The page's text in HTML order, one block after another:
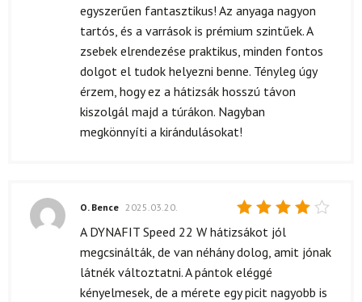
egyszerűen fantasztikus! Az anyaga nagyon
tartós, és a varrások is prémium szintűek. A
zsebek elrendezése praktikus, minden fontos
dolgot el tudok helyezni benne. Tényleg úgy
érzem, hogy ez a hátizsák hosszú távon
kiszolgál majd a túrákon. Nagyban
megkönnyíti a kirándulásokat!
Értékelés:
/ 5
O. Bence 2025.03.20.
A DYNAFIT Speed 22 W hátizsákot jól
megcsinálták, de van néhány dolog, amit jónak
látnék változtatni. A pántok eléggé
kényelmesek, de a mérete egy picit nagyobb is